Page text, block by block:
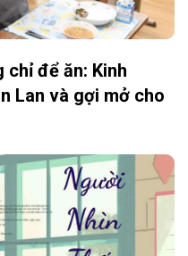
chỉ để ăn: Kinh
Lan và gợi mở cho